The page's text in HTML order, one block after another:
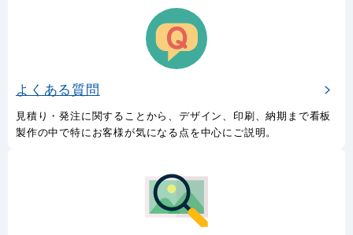
よくある質問
見積り・発注に関することから、デザイン、印刷、納期まで看板
製作の中で特にお客様が気になる点を中心にご説明。